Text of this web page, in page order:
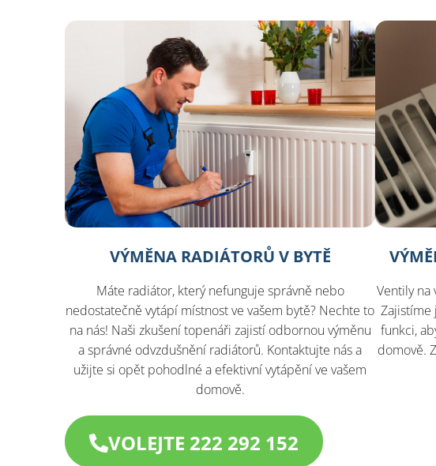
VÝMĚNA RADIÁTORŮ V BYTĚ
Máte radiátor, který nefunguje správně nebo
nedostatečně vytápí místnost ve vašem bytě? Nechte to
na nás! Naši zkušení topenáři zajistí odbornou výměnu
a správné odvzdušnění radiátorů. Kontaktujte nás a
užijte si opět pohodlné a efektivní vytápění ve vašem
domově.
Ventily na
Zajistíme
funkci,
domově.
VOLEJTE 222 292 152